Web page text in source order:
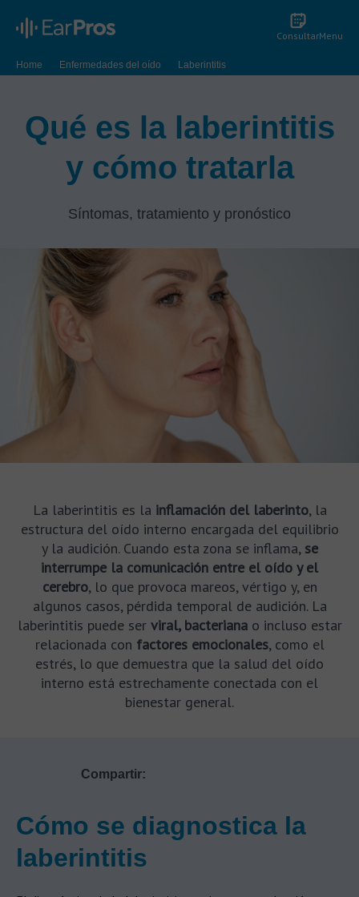
ConsultarMenu
Home Enfermedades del oído Laberintitis
Qué es la laberintitis
y cómo tratarla
Síntomas, tratamiento y pronóstico
La laberintitis es la inflamación del laberinto, la
estructura del oído interno encargada del equilibrio
y la audición. Cuando esta zona se inflama, se
interrumpe la comunicación entre el oído y el
cerebro, lo que provoca mareos, vértigo y, en
algunos casos, pérdida temporal de audición. La
laberintitis puede ser viral, bacterianao incluso estar
relacionada con factores emocionales, como el
estrés, lo que demuestra que la salud del oído
interno está estrechamente conectada con el
bienestar general.
Compartir:
Cómo se diagnostica la
laberintitis